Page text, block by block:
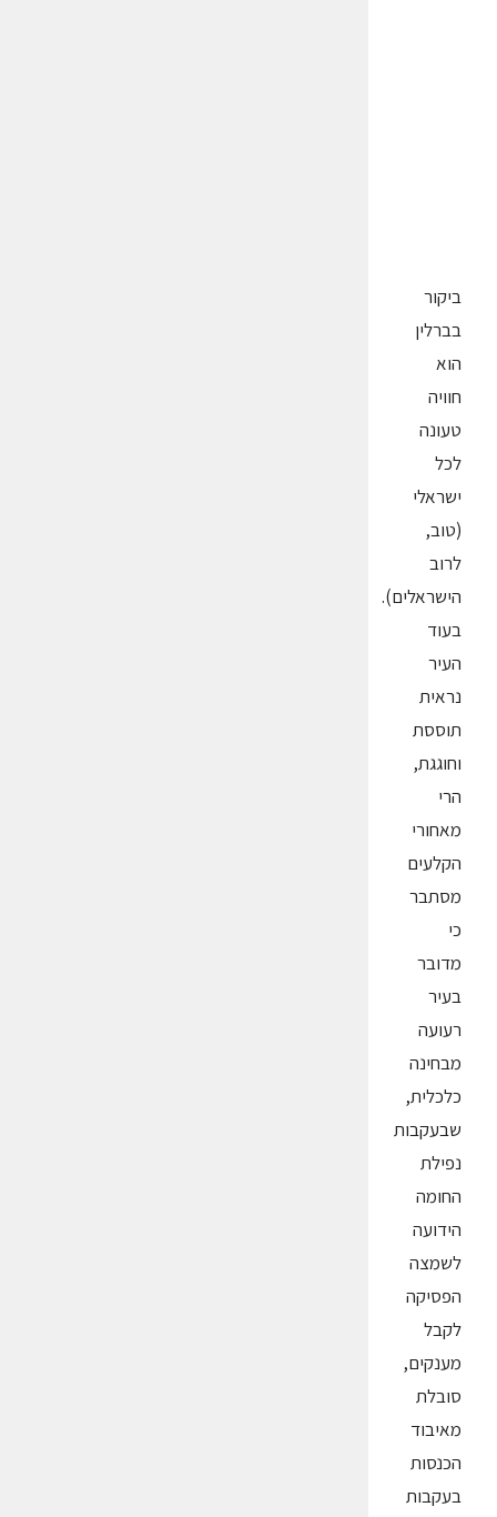
ביקור
בברלין
הוא
חוויה
טעונה
לכל
ישראלי
(טוב,
לרוב
הישראלים).
בעוד
העיר
נראית
תוססת
וחוגגת,
הרי
מאחורי
הקלעים
מסתבר
כי
מדובר
בעיר
רעועה
מבחינה
כלכלית,
שבעקבות
נפילת
החומה
הידועה
לשמצה
הפסיקה
לקבל
מענקים,
סובלת
מאיבוד
הכנסות
בעקבות